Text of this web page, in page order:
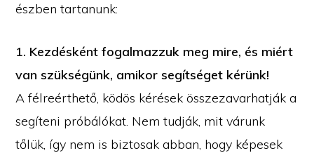
észben tartanunk:
1. Kezdésként fogalmazzuk meg mire, és miért
van szükségünk, amikor segítséget kérünk!
A félreérthető, ködös kérések összezavarhatják a
segíteni próbálókat. Nem tudják, mit várunk
tőlük, így nem is biztosak abban, hogy képesek